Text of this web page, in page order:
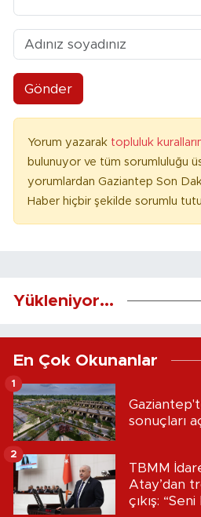
Gönder
Yorum yazarak topluluk
bulunuyor ve tüm sorumluluğu
yorumlardan Gaziantep Son
Haber hiçbir şekilde sorumlu
Yükleniyor...
En Çok Okunanlar
sonuçları
1
TBMM
Atay’dan
çıkış:
2